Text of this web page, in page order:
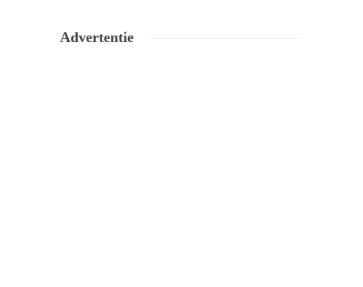
Advertentie